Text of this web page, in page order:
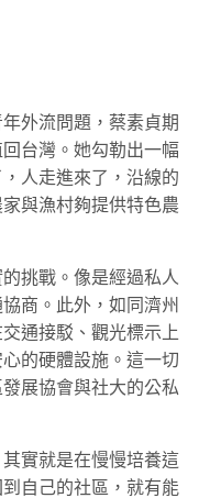
外流問題，蔡素貞期
台灣。她勾勒出一幅
人走進來了，沿線的
與漁村夠提供特色農
挑戰。像是經過私人
商。此外，如同濟州
通接駁、觀光標示上
的硬體設施。這一切
展協會與社大的公私
其實就是在慢慢培養這
自己的社區，就有能